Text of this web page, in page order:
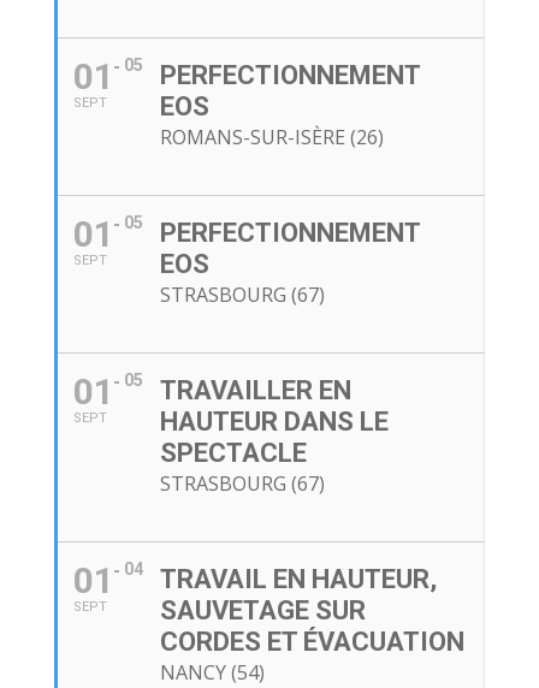
01
SEPT
05
PERFECTIONNEMENT
EOS
ROMANS-SUR-ISÈRE (26)
01
SEPT
05
PERFECTIONNEMENT
EOS
STRASBOURG (67)
01
SEPT
05
TRAVAILLER EN
HAUTEUR DANS LE
SPECTACLE
STRASBOURG (67)
01
SEPT
04
TRAVAIL EN HAUTEUR,
SAUVETAGE SUR
CORDES ET ÉVACUATION
NANCY (54)